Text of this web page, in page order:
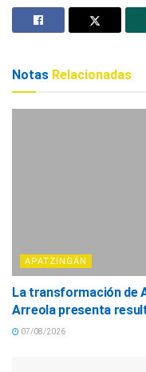
Notas Relacionadas
APATZINGÁN
La transformación de
Arreola presenta
07/08/2026